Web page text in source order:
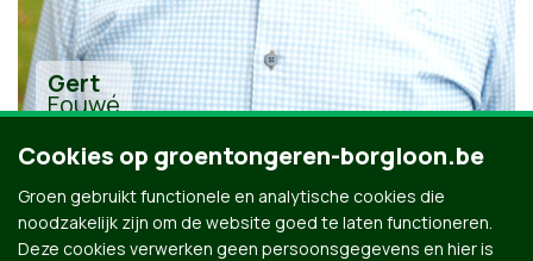
Gert
Fouwé
Cookies op groentongeren-borgloon.be
Groen gebruikt functionele en analytische cookies die
noodzakelijk zijn om de website goed te laten functioneren.
Deze cookies verwerken geen persoonsgegevens en hier is